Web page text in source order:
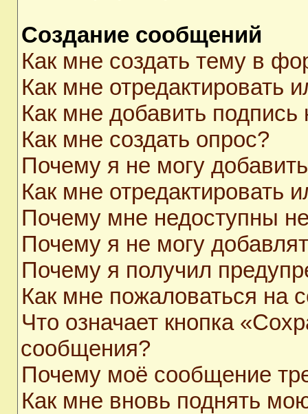
Создание сообщений
Как мне создать тему в
Как мне отредактировать
Как мне добавить
Как мне создать опрос?
Почему я не могу
Как мне отредактировать
Почему мне недоступны
Почему я не могу
Почему я получил
Как мне пожаловаться на
Что означает кнопка
сообщения?
Почему моё сообщение
Как мне вновь поднять